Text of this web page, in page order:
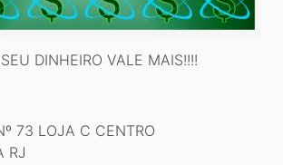
DINHEIRO VALE MAIS!!!!
73 LOJA C CENTRO
RJ